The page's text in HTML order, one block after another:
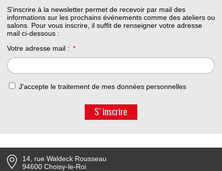
S'inscrire à la newsletter permet de recevoir par mail des
informations sur les prochains événements comme des ateliers ou
salons. Pour vous inscrire, il suffit de renseigner votre adresse
mail ci-dessous :
Votre adresse mail :
J'accepte le traitement de mes données personnelles
S'inscrire
14, rue Waldeck Rousseau
94600 Choisy-le-Roi